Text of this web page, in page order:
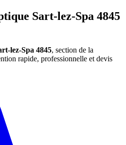
Sart-lez-Spa 4845
lez-Spa 4845, section de la
rapide, professionnelle et devis